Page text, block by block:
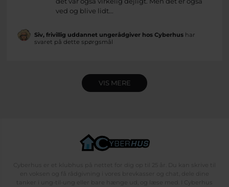
ved og blive lidt...
Siv, frivillig uddannet ungerådgiver hos Cyberhushar
svaret på dette spørgsmål
VIS MERE
Cyberhus er et klubhus på nettet for dig op til 25 år. Du kan skrive til
en voksen og få rådgivning i vores brevkasser og chat, dele dine
tanker i ung-til-ung eller bare hænge ud, og læse med. I Cyberhus